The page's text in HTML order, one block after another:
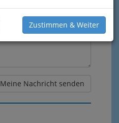
Zustimmen & Weiter
Meine Nachricht senden